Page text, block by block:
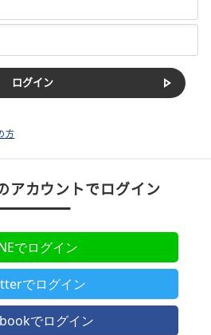
方
アカウントでログイン
でログイン
でログイン
でログイン